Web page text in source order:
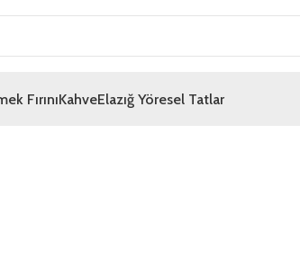
FırınıKahveElazığ Yöresel Tatlar